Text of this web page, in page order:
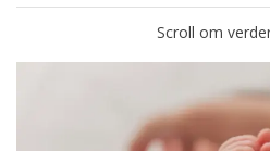
Scroll om